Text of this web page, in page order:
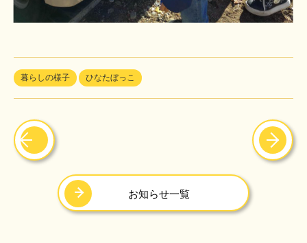
暮らしの様子 ひなたぼっこ
お知らせ一覧